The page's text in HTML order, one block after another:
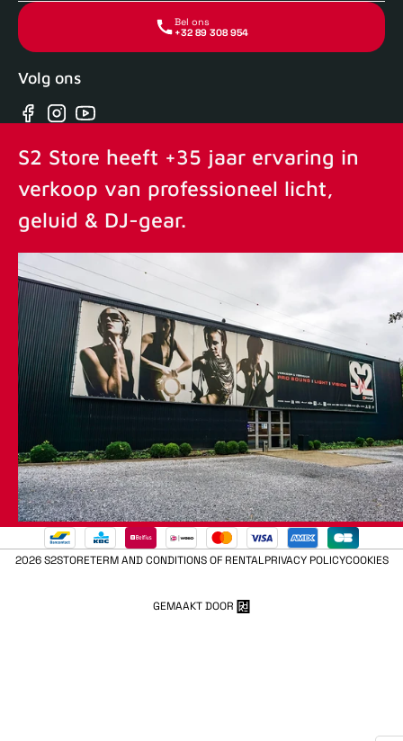
Bel ons
+32 89 308 954
Volg ons
Facebook
Instagram
YouTube
S2 Store heeft +35 jaar ervaring in
verkoop van professioneel licht,
geluid & DJ-gear.
2026 S2STORETERM AND CONDITIONS OF RENTALPRIVACY POLICYCOOKIES
GEMAAKT DOOR